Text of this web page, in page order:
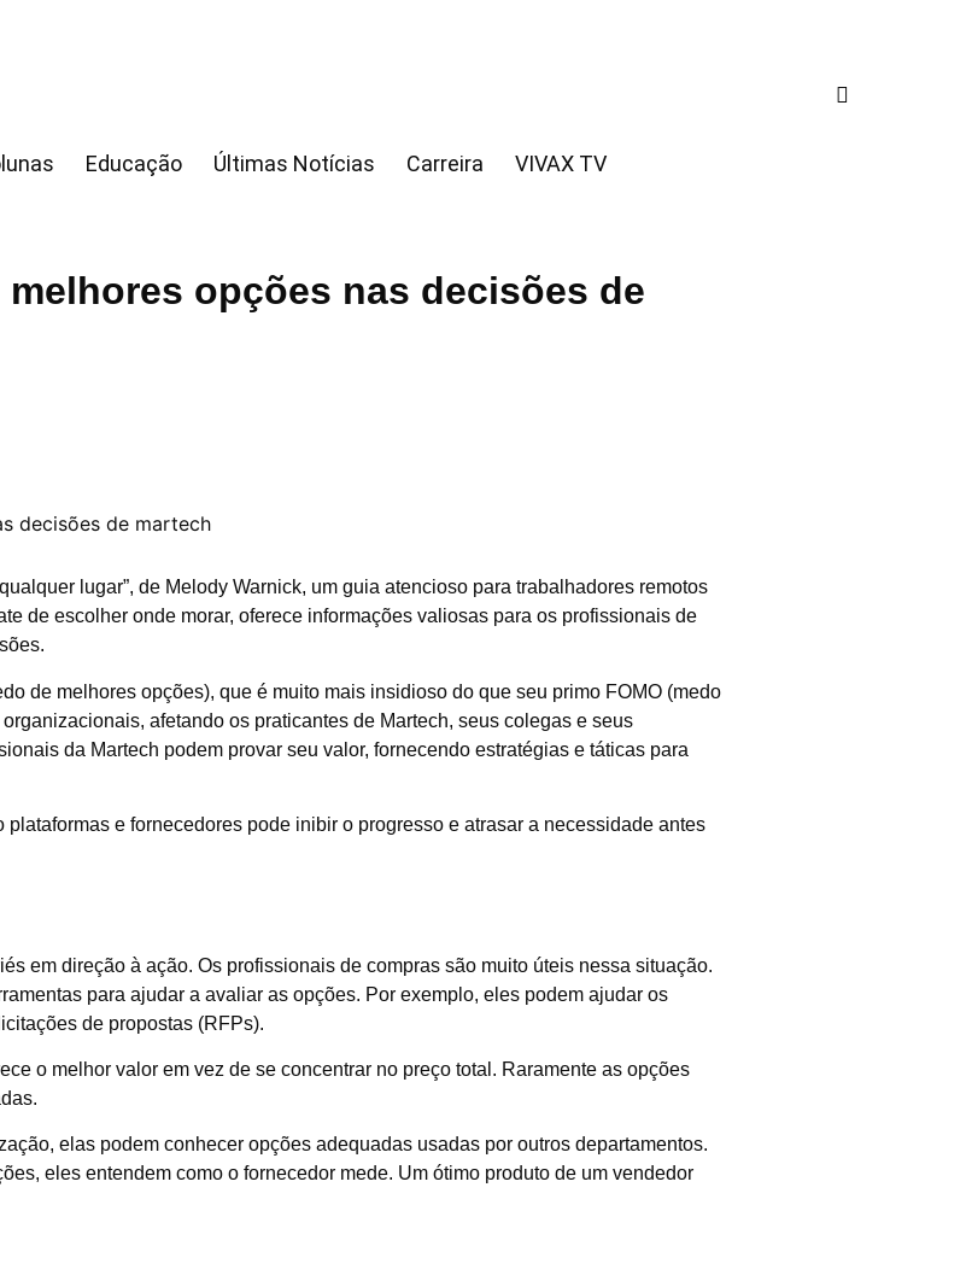
Educação Últimas Notícias Carreira VIVAX TV
opções nas decisões de
lugar”, de Melody Warnick, um guia atencioso para trabalhadores remotos
de escolher onde morar, oferece informações valiosas para os profissionais de
de melhores opções), que é muito mais insidioso do que seu primo FOMO (medo
afetando os praticantes de Martech, seus colegas e seus
da Martech podem provar seu valor, fornecendo estratégias e táticas para
e fornecedores pode inibir o progresso e atrasar a necessidade antes
em direção à ação. Os profissionais de compras são muito úteis nessa situação.
para ajudar a avaliar as opções. Por exemplo, eles podem ajudar os
de propostas (RFPs).
o melhor valor em vez de se concentrar no preço total. Raramente as opções
elas podem conhecer opções adequadas usadas por outros departamentos.
eles entendem como o fornecedor mede. Um ótimo produto de um vendedor